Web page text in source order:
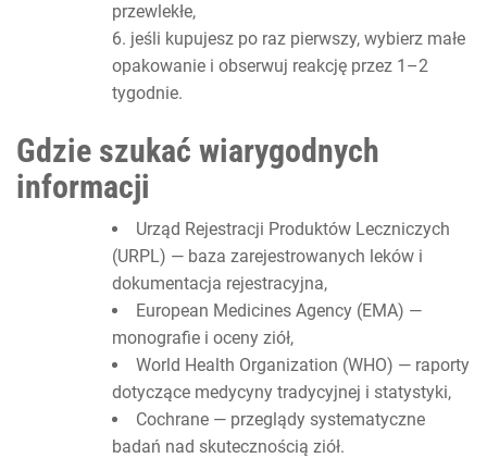
przewlekłe,
jeśli kupujesz po raz pierwszy, wybierz małe
opakowanie i obserwuj reakcję przez 1–2
tygodnie.
Gdzie szukać wiarygodnych
informacji
Urząd Rejestracji Produktów Leczniczych
(URPL) — baza zarejestrowanych leków i
dokumentacja rejestracyjna,
European Medicines Agency (EMA) —
monografie i oceny ziół,
World Health Organization (WHO) — raporty
dotyczące medycyny tradycyjnej i statystyki,
Cochrane — przeglądy systematyczne
badań nad skutecznością ziół.